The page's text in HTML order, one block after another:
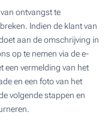
ontvangst te
Indien de klant van
aan de omschrijving in
op te nemen via de e-
een vermelding van het
en een foto van het
volgende stappen en